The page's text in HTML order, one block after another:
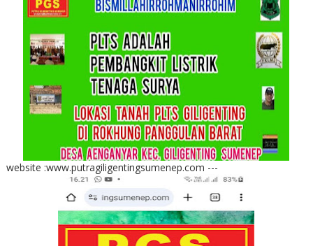
website :www.putragiligentingsumenep.com ---